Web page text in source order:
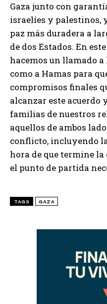
Gaza junto con
israelíes y palestinos,
paz más duradera a
de dos Estados. En
hacemos un llamado
como a Hamas para
compromisos finales
alcanzar este
familias de nuestros
aquellos de ambos
conflicto, incluyendo
hora de que termine la
el punto de partida
TAGS GAZA